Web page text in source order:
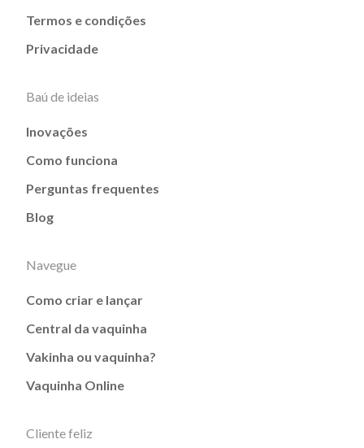
Termos e condições
Privacidade
Baú de ideias
Inovações
Como funciona
Perguntas frequentes
Blog
Navegue
Como criar e lançar
Central da vaquinha
Vakinha ou vaquinha?
Vaquinha Online
Cliente feliz